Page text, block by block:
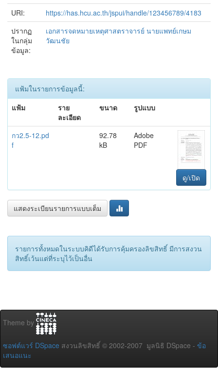
URI:
https://has.hcu.ac.th/jspui/handle/123456789/4183
ปรากฏ
ในกลุ่ม
ข้อมูล:
เอกสารจดหมายเหตุศาสตราจารย์ นายแพทย์เกษม
วัฒนชัย
แฟ้มในรายการข้อมูลนี้:
แฟ้ม
ราย
ละเอียด
ขนาด รูปแบบ
กว2.5-12.pd
f
92.78
kB
Adobe
PDF
ดู/เปิด
แสดงระเบียนรายการแบบเต็ม
รายการทั้งหมดในระบบคิดีได้รับการคุ้มครองลิขสิทธิ์ มีการสงวน
สิทธิ์เว้นแต่ที่ระบุไว้เป็นอื่น
Theme by
ซอฟต์แวร์ DSpace สงวนลิขสิทธิ์ © 2002-2007 มูลนิธิ DSpace - ข้อ
เสนอแนะ